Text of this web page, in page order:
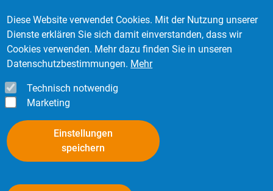
Diese Website verwendet Cookies. Mit der Nutzung unserer
Dienste erklären Sie sich damit einverstanden, dass wir
Cookies verwenden. Mehr dazu finden Sie in unseren
Datenschutzbestimmungen. Mehr
Technisch notwendig
Marketing
Einstellungen
speichern
Kontakt Login